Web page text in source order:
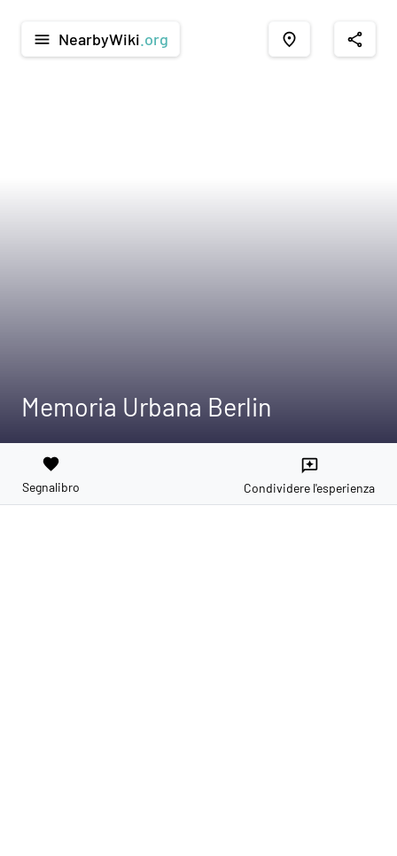
menu NearbyWiki .org place share
Memoria Urbana Berlin
favorite
Segnalibro
reviews
Condividere l'esperienza